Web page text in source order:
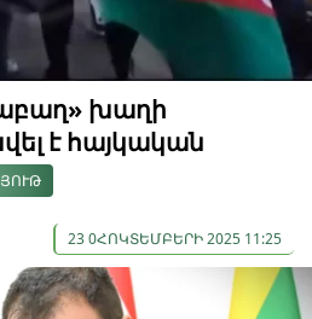
խաղի
է հայկական
23 0ՀՈԿՏԵՄԲԵՐԻ 2025 11:25